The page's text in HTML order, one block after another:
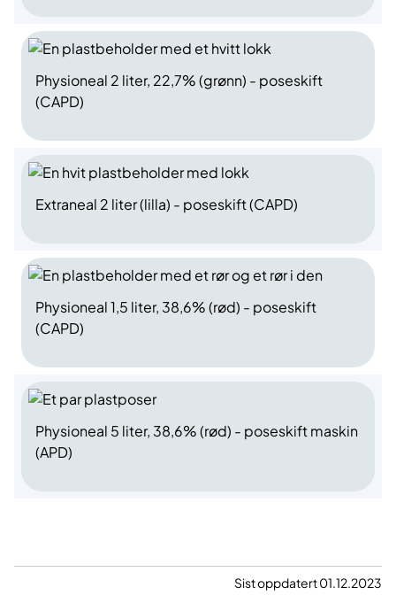
Physioneal 2 liter, 22,7% (grønn) - poseskift
(CAPD)
Extraneal 2 liter (lilla) - poseskift (CAPD)
Physioneal 1,5 liter, 38,6% (rød) - poseskift
(CAPD)
Physioneal 5 liter, 38,6% (rød) - poseskift maskin
(APD)
Sist oppdatert 01.12.2023